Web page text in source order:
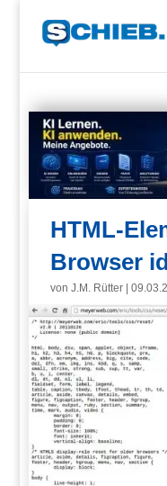
HTML-
Browser
vonJ.M. Rütter |